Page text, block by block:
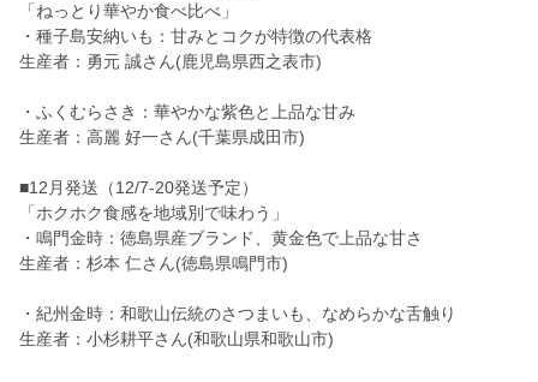
「ねっとり華やか食べ比べ」
・種子島安納いも：甘みとコクが特徴の代表格
生産者：勇元 誠さん(鹿児島県西之表市)
・ふくむらさき：華やかな紫色と上品な甘み
生産者：高麗 好一さん(千葉県成田市)
■12月発送（12/7-20発送予定）
「ホクホク食感を地域別で味わう」
・鳴門金時：徳島県産ブランド、黄金色で上品な甘さ
生産者：杉本 仁さん(徳島県鳴門市)
・紀州金時：和歌山伝統のさつまいも、なめらかな舌触り
生産者：小杉耕平さん(和歌山県和歌山市)